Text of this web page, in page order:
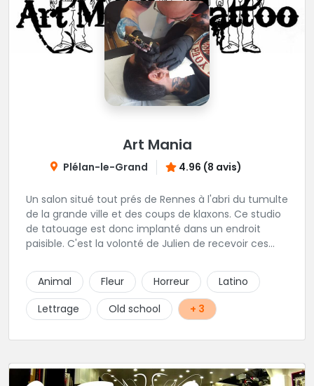
Art Mania
Plélan-le-Grand 4.96 (8 avis)
Un salon situé tout prés de Rennes à l'abri du tumulte
de la grande ville et des coups de klaxons. Ce studio
de tatouage est donc implanté dans un endroit
paisible. C'est la volonté de Julien de recevoir ces
ces pièces sont réalisés avec précision, et les gens
n'hésitent pas à venir de loin pour profiter de ces
talents. L'équipe est complétée par Alan qui
s'occupe du piercing et Magali pour le maquillage
Animal Fleur Horreur
Latino
Lettrage
Old school + 3